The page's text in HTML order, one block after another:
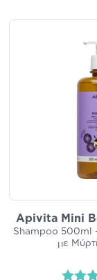
Apivita Mini
Shampoo 500ml
με